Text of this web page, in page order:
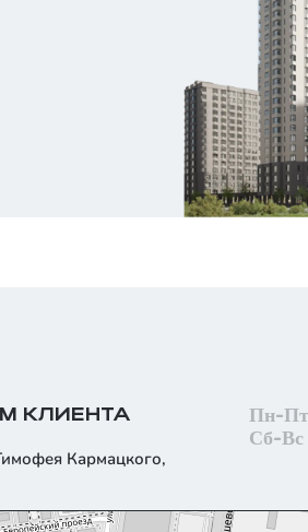
КЛИЕНТА
Кармацкого,
Пн-
Сб-Вс